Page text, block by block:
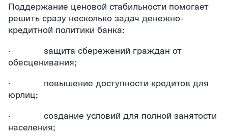
Поддержание ценовой стабильности помогает
решить сразу несколько задач денежно-
кредитной политики банка:
· защита сбережений граждан от
обесценивания;
· повышение доступности кредитов для
юрлиц;
· создание условий для полной занятости
населения;